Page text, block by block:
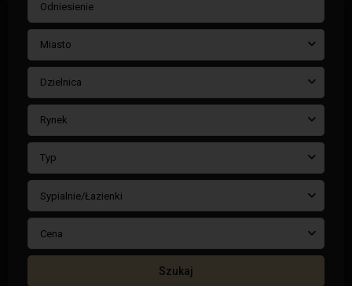
Miasto
Dzielnica
Rynek
Typ
Sypialnie/Łazienki
Cena
Szukaj